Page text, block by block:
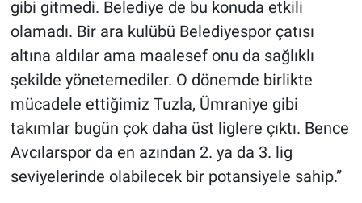
gibi gitmedi. Belediye de bu konuda etkili
olamadı. Bir ara kulübü Belediyespor çatısı
altına aldılar ama maalesef onu da sağlıklı
şekilde yönetemediler. O dönemde birlikte
mücadele ettiğimiz Tuzla, Ümraniye gibi
takımlar bugün çok daha üst liglere çıktı. Bence
Avcılarspor da en azından 2. ya da 3. lig
seviyelerinde olabilecek bir potansiyele sahip.”